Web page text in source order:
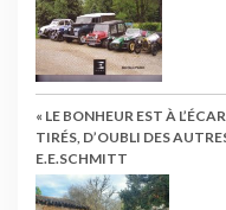
« LE BONHEUR EST À
TIRÉS, D’OUBLI DES
E.E.SCHMITT